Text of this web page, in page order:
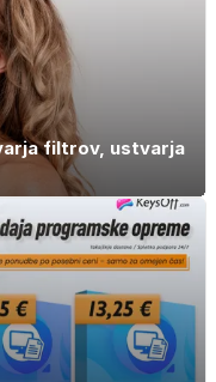
filtrov, ustvarja